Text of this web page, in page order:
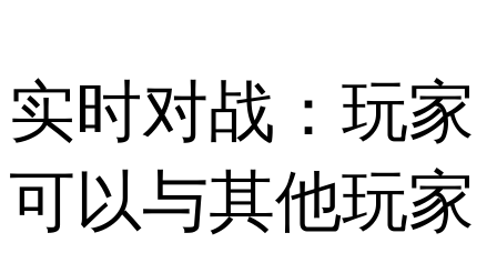
实时对战：玩家
可以与其他玩家